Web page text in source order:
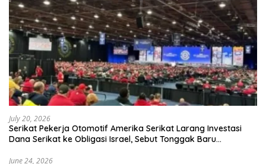
July 20, 2026
Serikat Pekerja Otomotif Amerika Serikat Larang Investasi
Dana Serikat ke Obligasi Israel, Sebut Tonggak Baru
June 24, 2026